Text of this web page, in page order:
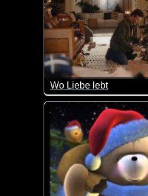
Wo Liebe lebt
Wenn dir die Worte
Wir wissen nicht